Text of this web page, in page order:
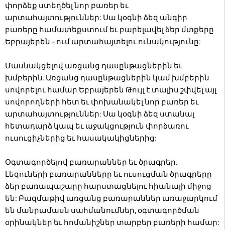
փորձեք ստեղծել նոր բառեր եւ
արտահայտություններ: Սա կօգնի ձեզ անգիր
բառերը համատեքստում եւ բարելավել ձեր մտքերը
Եբրայերեն - ում արտահայտելու ունակությունը:
Մասնակցելով առցանց դասընթացներին եւ
խմբերին. Առցանց դասընթացներին կամ խմբերին
սովորելու համար Եբրայերեն Թույլ է տալիս շփվել այլ
սովորողների հետ եւ փոխանակել նոր բառեր եւ
արտահայտություններ: Սա կօգնի ձեզ ստանալ
հետադարձ կապ եւ աջակցություն փորձառու
ուսուցիչներից եւ հասակակիցներից:
Օգտագործելով բառարաններ եւ ծրագրեր.
Լեզուների բառարանները եւ ուսուցման ծրագրերը
ձեր բառապաշարը հարստացնելու հիանալի միջոց
են: Բազմաթիվ առցանց բառարաններ առաջարկում
են մանրամասն սահմանումներ, օգտագործման
օրինակներ եւ հոմանիշներ տարբեր բառերի համար: